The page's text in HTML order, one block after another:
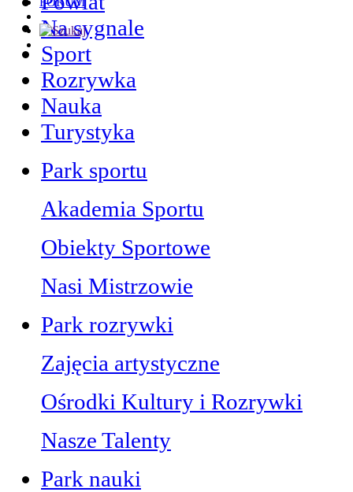
Na sygnale
Sport
Rozrywka
Nauka
Turystyka
Park sportu
Akademia Sportu
Obiekty Sportowe
Nasi Mistrzowie
Park rozrywki
Zajęcia artystyczne
Ośrodki Kultury i Rozrywki
Nasze Talenty
Park nauki